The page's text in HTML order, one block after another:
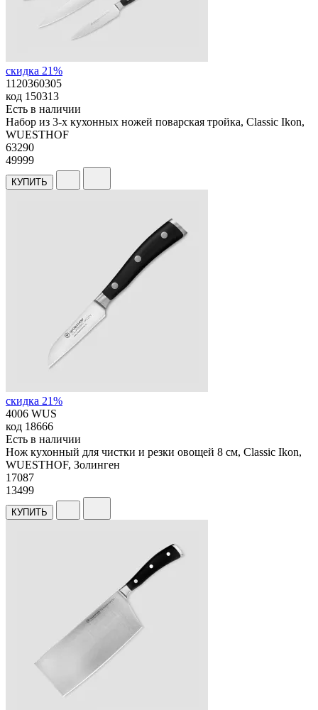
скидка 21%
1120360305
код 150313
Есть в наличии
Набор из 3-х кухонных ножей поварская тройка, Classic Ikon,
WUESTHOF
63290
49999
КУПИТЬ
скидка 21%
4006 WUS
код 18666
Есть в наличии
Нож кухонный для чистки и резки овощей 8 см, Classic Ikon,
WUESTHOF, Золинген
17087
13499
КУПИТЬ